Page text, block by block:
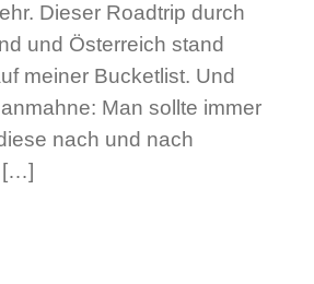
Dieser Roadtrip durch
und Österreich stand
meiner Bucketlist. Und
Man sollte immer
nach und nach
[…]